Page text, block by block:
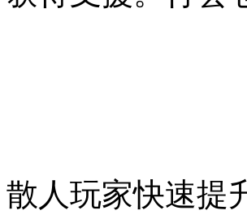
散人玩家快速提